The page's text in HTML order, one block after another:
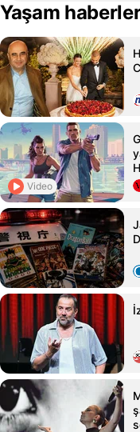
Yaşam
Video